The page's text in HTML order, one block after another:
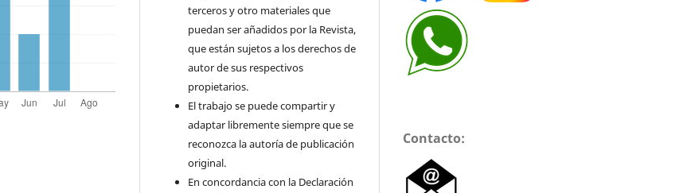
terceros y otro materiales que
puedan ser añadidos por la Revista,
que están sujetos a los derechos de
autor de sus respectivos
propietarios.
El trabajo se puede compartir y
adaptar libremente siempre que se
reconozca la autoría de publicación
original.
En concordancia con la Declaración
Contacto: